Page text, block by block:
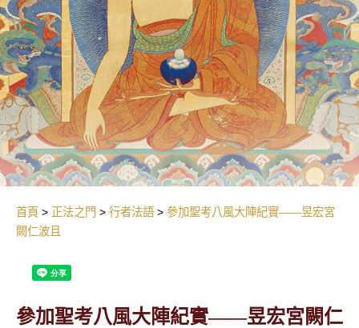
首頁 正法之門 行者法語
參加聖考八風大陣紀實——昱宏宮
闕仁波且
參加聖考八風大陣紀實——昱宏宮闕仁